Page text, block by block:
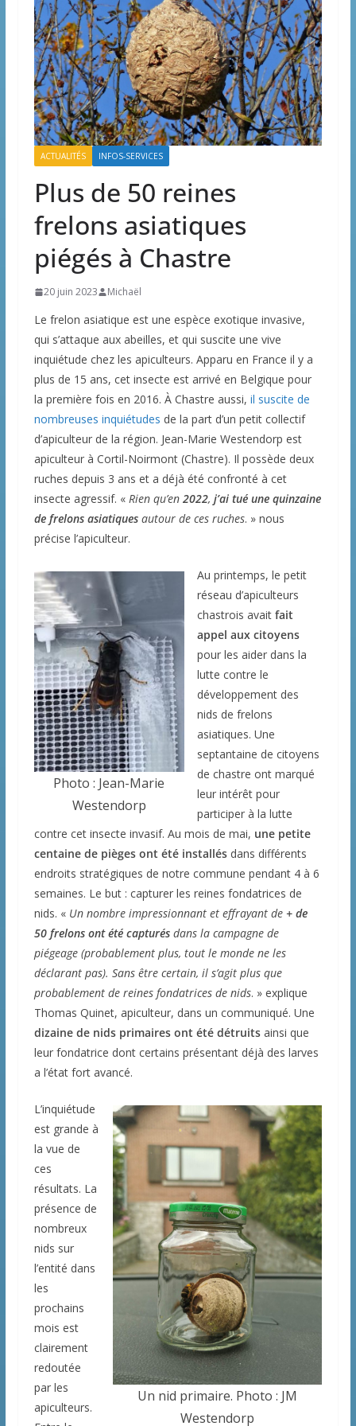
ACTUALITÉS INFOS-SERVICES
Plus de 50 reines
frelons asiatiques
piégés à Chastre
20 juin 2023 Michaël
Le frelon asiatique est une espèce exotique invasive,
qui s’attaque aux abeilles, et qui suscite une vive
inquiétude chez les apiculteurs. Apparu en France il y a
plus de 15 ans, cet insecte est arrivé en Belgique pour
la première fois en 2016. À Chastre aussi, il suscite de
nombreuses inquiétudes de la part d’un petit collectif
d’apiculteur de la région. Jean-Marie Westendorp est
apiculteur à Cortil-Noirmont (Chastre). Il possède deux
ruches depuis 3 ans et a déjà été confronté à cet
insecte agressif. « Rien qu’en 2022, j’ai tué une quinzaine
de frelons asiatiquesautour de ces ruches. » nous
précise l’apiculteur.
Photo : Jean-Marie
Westendorp
Au printemps, le petit
réseau d’apiculteurs
chastrois avait fait
appel aux citoyens
pour les aider dans la
lutte contre le
développement des
nids de frelons
asiatiques. Une
septantaine de citoyens
de chastre ont marqué
leur intérêt pour
participer à la lutte
contre cet insecte invasif. Au mois de mai, une petite
centaine de pièges ont été installésdans différents
endroits stratégiques de notre commune pendant 4 à 6
semaines. Le but : capturer les reines fondatrices de
nids. « Un nombre impressionnant et effrayant de + de
50 frelons ont été capturésdans la campagne de
piégeage (probablement plus, tout le monde ne les
déclarant pas). Sans être certain, il s’agit plus que
probablement de reines fondatrices de nids. » explique
Thomas Quinet, apiculteur, dans un communiqué. Une
dizaine de nids primaires ont été détruitsainsi que
leur fondatrice dont certains présentant déjà des larves
a l’état fort avancé.
Un nid primaire. Photo : JM
Westendorp
L’inquiétude
est grande à
la vue de
ces
résultats. La
présence de
nombreux
nids sur
l’entité dans
les
prochains
mois est
clairement
redoutée
par les
apiculteurs.